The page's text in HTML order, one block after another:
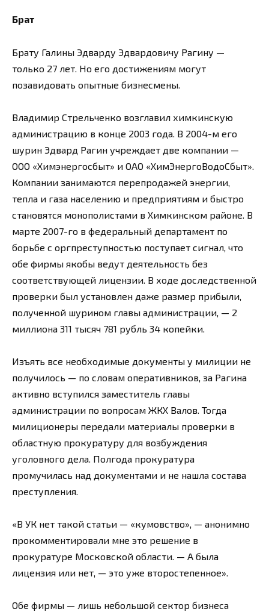
Брат
Брату Галины Эдварду Эдвардовичу Рагину —
только 27 лет. Но его достижениям могут
позавидовать опытные бизнесмены.
Владимир Стрельченко возглавил химкинскую
администрацию в конце 2003 года. В 2004-м его
шурин Эдвард Рагин учреждает две компании —
ООО «Химэнергосбыт» и ОАО «ХимЭнергоВодоСбыт».
Компании занимаются перепродажей энергии,
тепла и газа населению и предприятиям и быстро
становятся монополистами в Химкинском районе. В
марте 2007-го в федеральный департамент по
борьбе с оргпреступностью поступает сигнал, что
обе фирмы якобы ведут деятельность без
соответствующей лицензии. В ходе доследственной
проверки был установлен даже размер прибыли,
полученной шурином главы администрации, — 2
миллиона 311 тысяч 781 рубль 34 копейки.
Изъять все необходимые документы у милиции не
получилось — по словам оперативников, за Рагина
активно вступился заместитель главы
администрации по вопросам ЖКХ Валов. Тогда
милиционеры передали материалы проверки в
областную прокуратуру для возбуждения
уголовного дела. Полгода прокуратура
промучилась над документами и не нашла состава
преступления.
«В УК нет такой статьи — «кумовство», — анонимно
прокомментировали мне это решение в
прокуратуре Московской области. — А была
лицензия или нет, — это уже второстепенное».
Обе фирмы — лишь небольшой сектор бизнеса